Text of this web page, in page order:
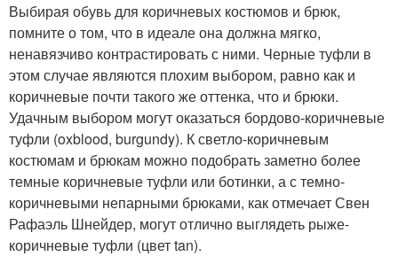
Выбирая обувь для коричневых костюмов и брюк,
помните о том, что в идеале она должна мягко,
ненавязчиво контрастировать с ними. Черные туфли в
этом случае являются плохим выбором, равно как и
коричневые почти такого же оттенка, что и брюки.
Удачным выбором могут оказаться бордово-коричневые
туфли (oxblood, burgundy). К светло-коричневым
костюмам и брюкам можно подобрать заметно более
темные коричневые туфли или ботинки, а с темно-
коричневыми непарными брюками, как отмечает Свен
Рафаэль Шнейдер, могут отлично выглядеть рыже-
коричневые туфли (цвет tan).